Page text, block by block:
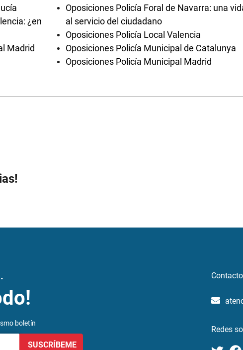
¿en
Madrid
Oposiciones Policía Foral de Navarra: una
al servicio del ciudadano
Oposiciones Policía Local Valencia
Oposiciones Policía Municipal de Catalunya
Oposiciones Policía Municipal Madrid
boletín
SUSCRÍBEME
Redes